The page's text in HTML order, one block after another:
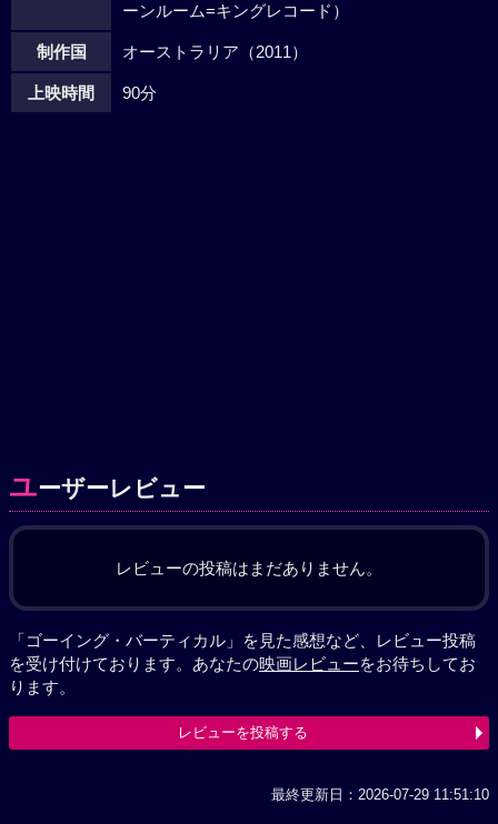
ーンルーム=キングレコード）
制作国 オーストラリア（2011）
上映時間 90分
ユーザーレビュー
レビューの投稿はまだありません。
「ゴーイング・バーティカル」を見た感想など、レビュー投稿
を受け付けております。あなたの映画レビューをお待ちしてお
ります。
レビューを投稿する
最終更新日：2026-07-29 11:51:10